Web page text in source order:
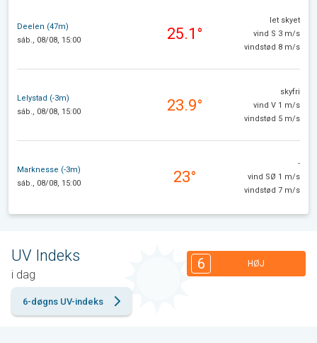
Deelen (47m)
sáb., 08/08, 15:00
25.1°
let skyet
vind S 3 m/s
vindstød 8 m/s
Lelystad (-3m)
sáb., 08/08, 15:00
23.9°
skyfri
vind V 1 m/s
vindstød 5 m/s
Marknesse (-3m)
sáb., 08/08, 15:00
23°
-
vind SØ 1 m/s
vindstød 7 m/s
UV Indeks
i dag
6 HØJ
6-døgns UV-indeks